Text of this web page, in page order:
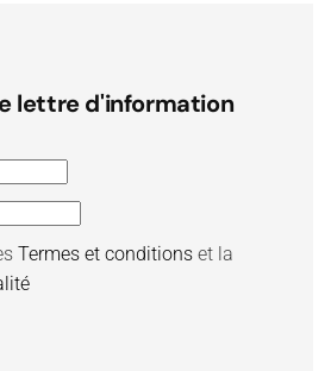
lettre d'information
Termes et conditions et la